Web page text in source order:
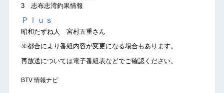
3 志布志湾釣果情報
Ｐｌｕｓ
昭和たずね人 宮村五重さん
※都合により番組内容が変更になる場合もあります。
再放送については電子番組表などでご確認ください。
BTV 情報ナビ